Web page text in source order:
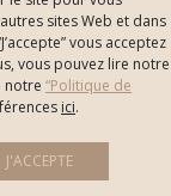
sites Web et dans
vous acceptez
vous pouvez lire notre
notre “Politique de
ici.
J'ACCEPTE